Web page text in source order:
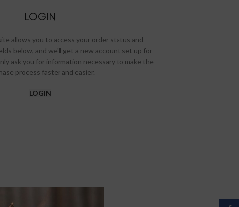
LOGIN
allows you to access your order status and
below, and we'll get a new account set up for
ask you for information necessary to make the
process faster and easier.
LOGIN